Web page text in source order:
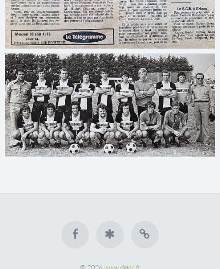
© 2026www.delac.fr